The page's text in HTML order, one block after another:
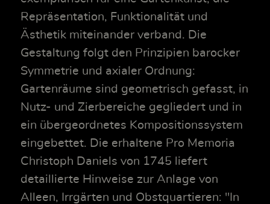
Repräsentation, Funktionalität und
Ästhetik miteinander verband. Die
Gestaltung folgt den Prinzipien barocker
Symmetrie und axialer Ordnung:
Gartenräume sind geometrisch gefasst, in
Nutz- und Zierbereiche gegliedert und in
ein übergeordnetes Kompositionssystem
eingebettet. Die erhaltene Pro Memoria
Christoph Daniels von 1745 liefert
detaillierte Hinweise zur Anlage von
Alleen, Irrgärten und Obstquartieren: "In